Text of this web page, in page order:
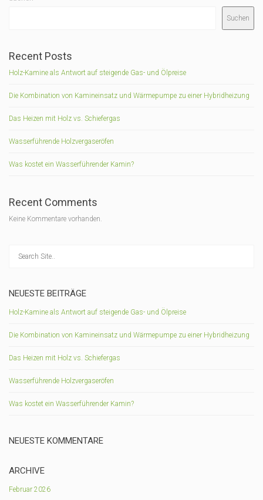
Suchen
Recent Posts
Holz-Kamine als Antwort auf steigende Gas- und Ölpreise
Die Kombination von Kamineinsatz und Wärmepumpe zu einer Hybridheizung
Das Heizen mit Holz vs. Schiefergas
Wasserführende Holzvergaseröfen
Was kostet ein Wasserführender Kamin?
Recent Comments
Keine Kommentare vorhanden.
NEUESTE BEITRÄGE
Holz-Kamine als Antwort auf steigende Gas- und Ölpreise
Die Kombination von Kamineinsatz und Wärmepumpe zu einer Hybridheizung
Das Heizen mit Holz vs. Schiefergas
Wasserführende Holzvergaseröfen
Was kostet ein Wasserführender Kamin?
NEUESTE KOMMENTARE
ARCHIVE
Februar 2026